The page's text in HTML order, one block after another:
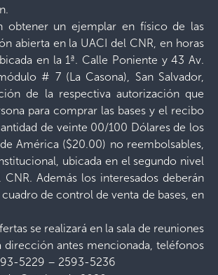
obtener un ejemplar en físico de las
abierta en la UACI del CNR, en horas
en la 1ª. Calle Poniente y 43 Av.
# 7 (La Casona), San Salvador,
de la respectiva autorización que
para comprar las bases y el recibo
de veinte 00/100 Dólares de los
América ($20.00) no reembolsables,
ubicada en el segundo nivel
Además los interesados deberán
de control de venta de bases, en
se realizará en la sala de reuniones
dirección antes mencionada, teléfonos
5229 – 2593-5236